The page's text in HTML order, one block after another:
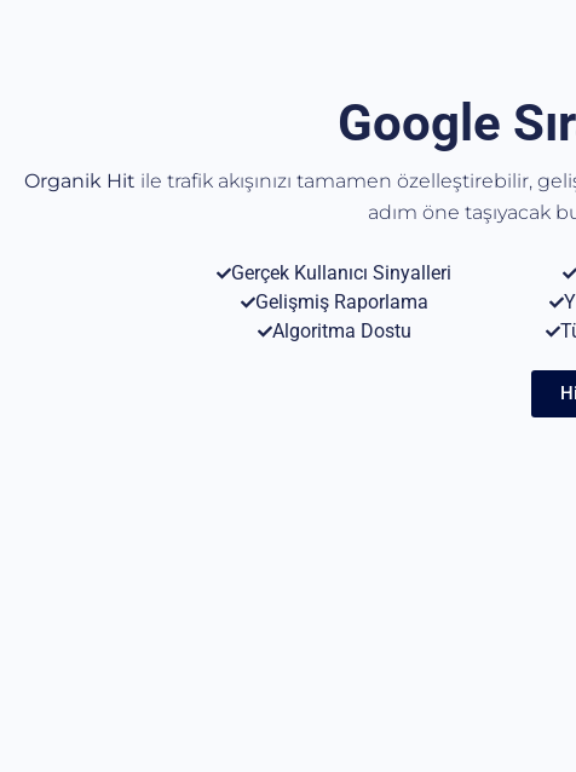
Google
Organik Hit ile trafik akışınızı tamamen özelleştirebilir,
adım öne taşıyacak
Gerçek Kullanıcı Sinyalleri
Gelişmiş Raporlama
Algoritma Dostu